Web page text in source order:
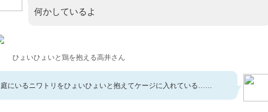
何かしているよ
ひょいひょいと鶏を抱える高井さん
庭にいるニワトリをひょいひょいと抱えてケージに入れている……